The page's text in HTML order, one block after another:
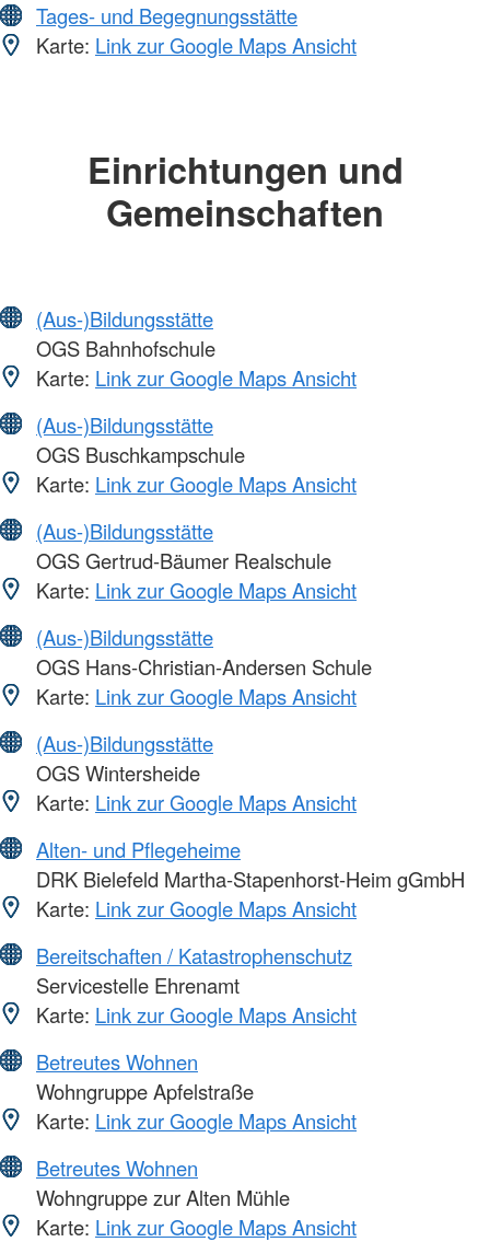
Tages- und Begegnungsstätte
Karte: Link zur Google Maps Ansicht
Einrichtungen und
Gemeinschaften
(Aus-)Bildungsstätte
OGS Bahnhofschule
Karte: Link zur Google Maps Ansicht
(Aus-)Bildungsstätte
OGS Buschkampschule
Karte: Link zur Google Maps Ansicht
(Aus-)Bildungsstätte
OGS Gertrud-Bäumer Realschule
Karte: Link zur Google Maps Ansicht
(Aus-)Bildungsstätte
OGS Hans-Christian-Andersen Schule
Karte: Link zur Google Maps Ansicht
(Aus-)Bildungsstätte
OGS Wintersheide
Karte: Link zur Google Maps Ansicht
Alten- und Pflegeheime
DRK Bielefeld Martha-Stapenhorst-Heim gGmbH
Karte: Link zur Google Maps Ansicht
Bereitschaften / Katastrophenschutz
Servicestelle Ehrenamt
Karte: Link zur Google Maps Ansicht
Betreutes Wohnen
Wohngruppe Apfelstraße
Karte: Link zur Google Maps Ansicht
Betreutes Wohnen
Wohngruppe zur Alten Mühle
Karte: Link zur Google Maps Ansicht